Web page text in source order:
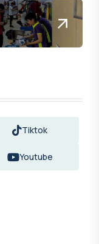
Tiktok
Youtube